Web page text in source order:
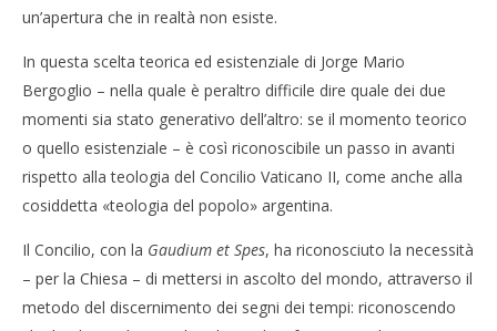
un’apertura che in realtà non esiste.
In questa scelta teorica ed esistenziale di Jorge Mario
Bergoglio – nella quale è peraltro difficile dire quale dei due
momenti sia stato generativo dell’altro: se il momento teorico
o quello esistenziale – è così riconoscibile un passo in avanti
rispetto alla teologia del Concilio Vaticano II, come anche alla
cosiddetta «teologia del popolo» argentina.
Il Concilio, con la Gaudium et Spes, ha riconosciuto la necessità
– per la Chiesa – di mettersi in ascolto del mondo, attraverso il
metodo del discernimento dei segni dei tempi: riconoscendo